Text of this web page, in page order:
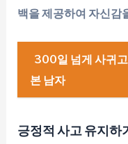
백을 제공하여 자신감
300일 넘게 사귀
본 남자
긍정적 사고 유지하